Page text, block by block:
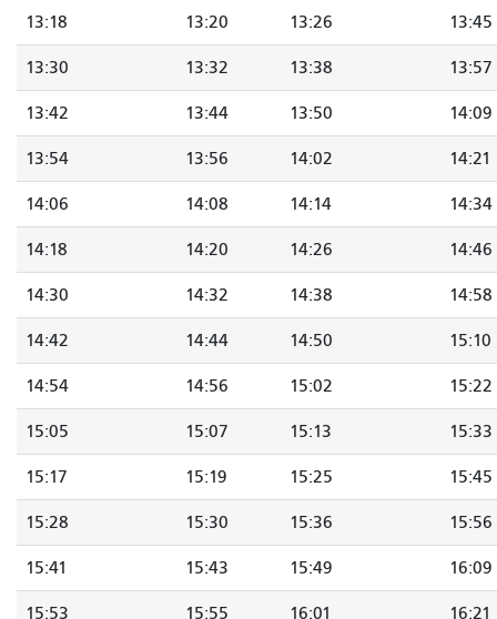
13:18 13:20 13:26 13:45
13:30 13:32 13:38 13:57
13:42 13:44 13:50 14:09
13:54 13:56 14:02 14:21
14:06 14:08 14:14 14:34
14:18 14:20 14:26 14:46
14:30 14:32 14:38 14:58
14:42 14:44 14:50 15:10
14:54 14:56 15:02 15:22
15:05 15:07 15:13 15:33
15:17 15:19 15:25 15:45
15:28 15:30 15:36 15:56
15:41 15:43 15:49 16:09
15:53 15:55 16:01 16:21